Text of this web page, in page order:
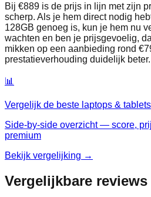
Bij €889 is de prijs in lijn met zijn
scherp. Als je hem direct nodig
128GB genoeg is, kun je hem nu
wachten en ben je prijsgevoelig,
mikken op een aanbieding rond
prestatieverhouding duidelijk beter.
📊
Vergelijk de beste laptops & tablets
Side-by-side overzicht — score,
premium
Bekijk vergelijking →
Vergelijkbare reviews